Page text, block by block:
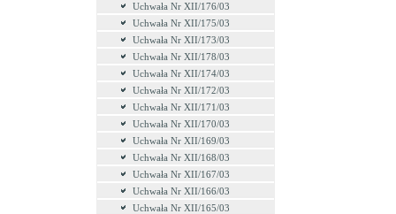
Uchwała Nr XII/176/03
Uchwała Nr XII/175/03
Uchwała Nr XII/173/03
Uchwała Nr XII/178/03
Uchwała Nr XII/174/03
Uchwała Nr XII/172/03
Uchwała Nr XII/171/03
Uchwała Nr XII/170/03
Uchwała Nr XII/169/03
Uchwała Nr XII/168/03
Uchwała Nr XII/167/03
Uchwała Nr XII/166/03
Uchwała Nr XII/165/03